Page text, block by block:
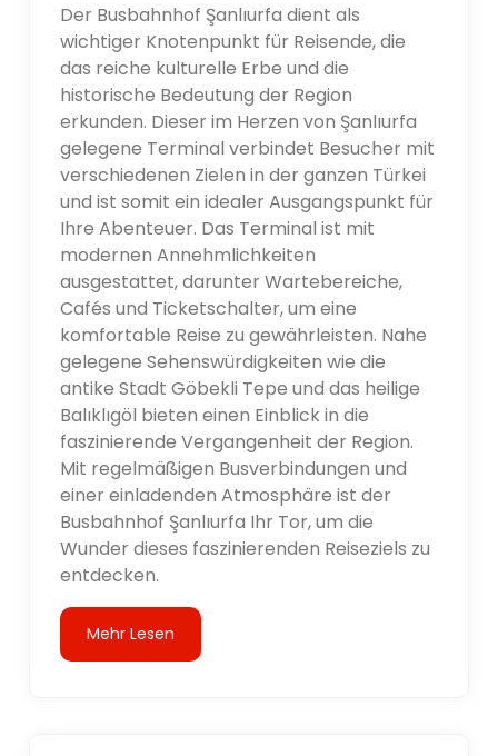
Der Busbahnhof Şanlıurfa dient als
wichtiger Knotenpunkt für Reisende, die
das reiche kulturelle Erbe und die
historische Bedeutung der Region
erkunden. Dieser im Herzen von Şanlıurfa
gelegene Terminal verbindet Besucher mit
verschiedenen Zielen in der ganzen Türkei
und ist somit ein idealer Ausgangspunkt für
Ihre Abenteuer. Das Terminal ist mit
modernen Annehmlichkeiten
ausgestattet, darunter Wartebereiche,
Cafés und Ticketschalter, um eine
komfortable Reise zu gewährleisten. Nahe
gelegene Sehenswürdigkeiten wie die
antike Stadt Göbekli Tepe und das heilige
Balıklıgöl bieten einen Einblick in die
faszinierende Vergangenheit der Region.
Mit regelmäßigen Busverbindungen und
einer einladenden Atmosphäre ist der
Busbahnhof Şanlıurfa Ihr Tor, um die
Wunder dieses faszinierenden Reiseziels zu
entdecken.
Mehr Lesen